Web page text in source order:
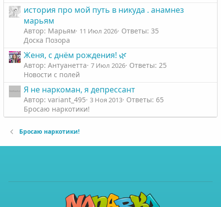
история про мой путь в никуда . анамнез
марьям
Автор: Марьям 11 Июл 2026 Ответы: 35
Доска Позора
Женя, с днём рождения! 🌿
Автор: Антуанетта 7 Июл 2026 Ответы: 25
Новости с полей
Я не наркоман, я депрессант
Автор: variant_495 3 Ноя 2013 Ответы: 65
Бросаю наркотики!
Бросаю наркотики!